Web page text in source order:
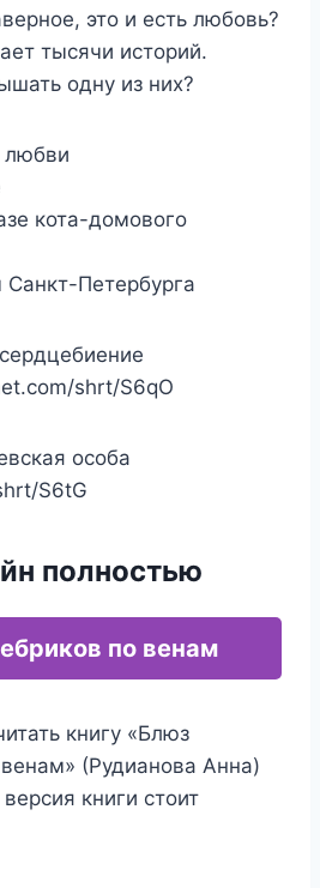
это и есть любовь?
тысячи историй.
одну из них?
любви
кота-домового
Петербурга
shrt/S6qO
особа
S6tG
полностью
по венам
книгу «Блюз
(Рудианова Анна)
книги стоит